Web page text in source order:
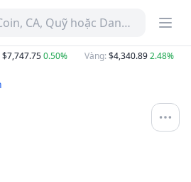
CA, Quỹ hoặc Danh mục
0.50% Vàng:$4,340.892.48%